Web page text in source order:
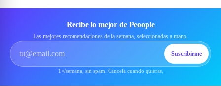
Recibe lo mejor de Peoople
Las mejores recomendaciones de la semana, seleccionadas a mano.
Suscribirme
1×/semana, sin spam. Cancela cuando quieras.